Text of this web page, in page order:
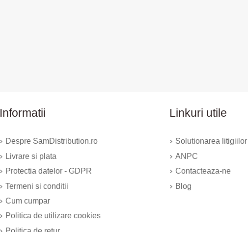
Informatii
Despre SamDistribution.ro
Livrare si plata
Protectia datelor - GDPR
Termeni si conditii
Cum cumpar
Politica de utilizare cookies
Linkuri utile
Solutionarea litigiilor
ANPC
Contacteaza-ne
Blog